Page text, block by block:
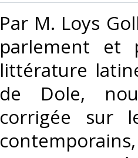
‎Par M. Loys
parlement et
littérature
de Dole,
corrigée sur